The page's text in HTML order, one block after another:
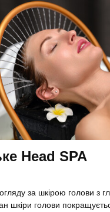
Head SPA
за шкірою голови з
шкіри голови